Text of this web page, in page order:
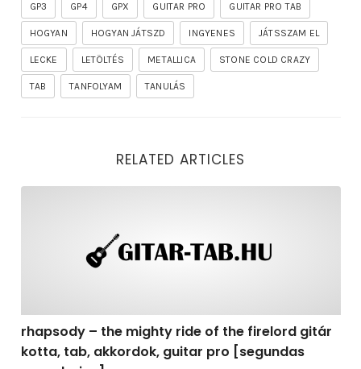
GP3 GP4 GPX GUITAR PRO GUITAR PRO TAB
HOGYAN HOGYAN JÁTSZD INGYENES JÁTSSZAM EL
LECKE LETÖLTÉS METALLICA STONE COLD CRAZY
TAB TANFOLYAM TANULÁS
RELATED ARTICLES
rhapsody – the mighty ride of the firelord gitár
kotta, tab, akkordok, guitar pro [segundas